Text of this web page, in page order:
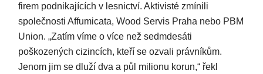
firem podnikajících v lesnictví. Aktivisté zmínili
společnosti Affumicata, Wood Servis Praha nebo PBM
Union. „Zatím víme o více než sedmdesáti
poškozených cizincích, kteří se ozvali právníkům.
Jenom jim se dluží dva a půl milionu korun,“ řekl